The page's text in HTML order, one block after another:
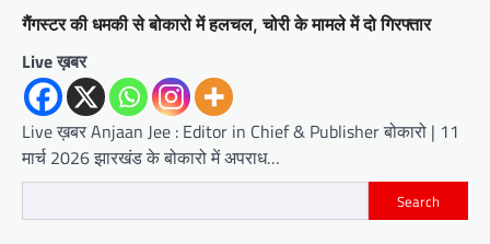
गैंगस्टर की धमकी से बोकारो में हलचल, चोरी के मामले में दो गिरफ्तार
Live ख़बर
Live ख़बर Anjaan Jee : Editor in Chief & Publisher बोकारो | 11
मार्च 2026 झारखंड के बोकारो में अपराध…
Search